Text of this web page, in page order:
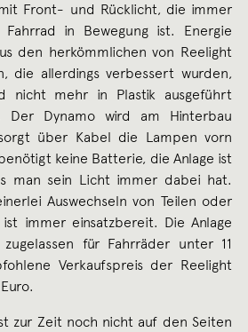
Front- und Rücklicht, die immer
in Bewegung ist. Energie
den herkömmlichen von Reelight
die allerdings verbessert wurden,
nicht mehr in Plastik ausgeführt
Der Dynamo wird am Hinterbau
über Kabel die Lampen vorn
keine Batterie, die Anlage ist
man sein Licht immer dabei hat.
Auswechseln von Teilen oder
immer einsatzbereit. Die Anlage
für Fahrräder unter 11
Verkaufspreis der Reelight
zur Zeit noch nicht auf den Seiten